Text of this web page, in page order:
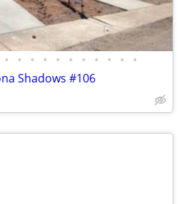
• • • • • • • • • • •
Shadows #106